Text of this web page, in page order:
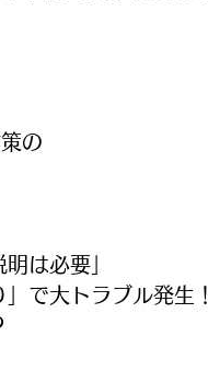
の
は必要」
で大トラブル発生！